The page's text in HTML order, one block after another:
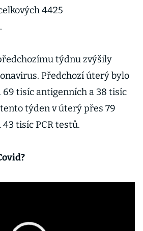
4425
týdnu zvýšily
Předchozí úterý bylo
tisíc antigenních a 38 tisíc
týden v úterý přes 79
tisíc PCR testů.